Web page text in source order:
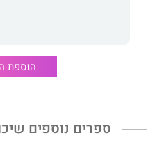
הוספת
ספרים נוספים